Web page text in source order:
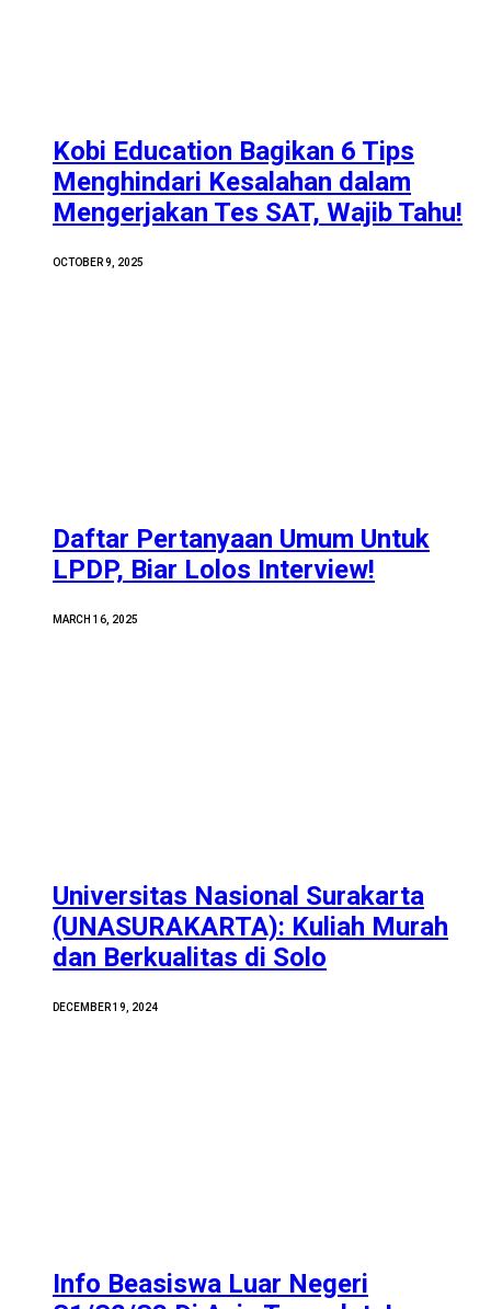
Kobi Education Bagikan 6 Tips
Menghindari Kesalahan dalam
Mengerjakan Tes SAT, Wajib Tahu!
OCTOBER 9, 2025
Daftar Pertanyaan Umum Untuk
LPDP, Biar Lolos Interview!
MARCH 16, 2025
Universitas Nasional Surakarta
(UNASURAKARTA): Kuliah Murah
dan Berkualitas di Solo
DECEMBER 19, 2024
Info Beasiswa Luar Negeri